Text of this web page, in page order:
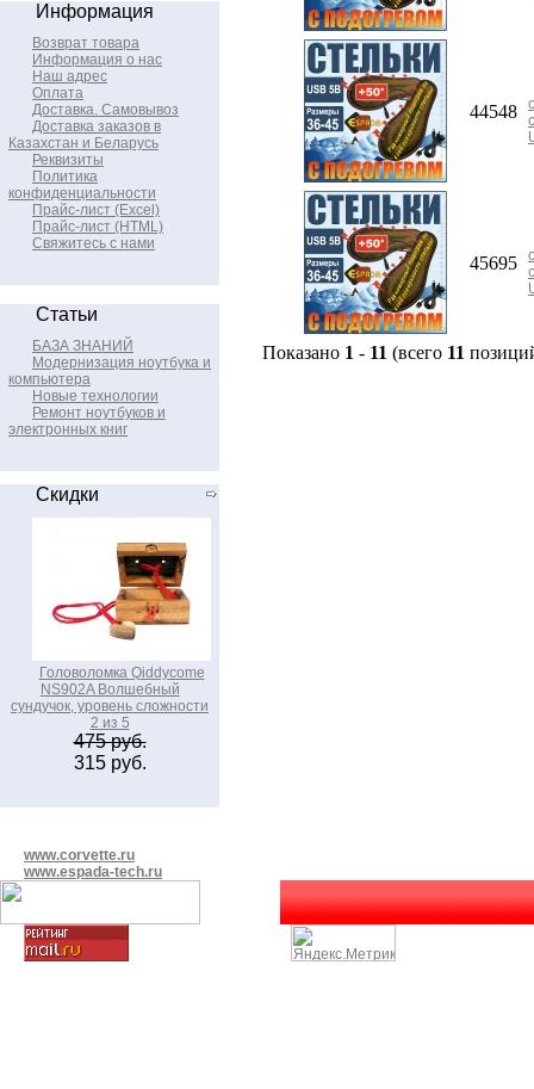
Информация
Возврат товара
Информация о нас
Наш адрес
Оплата
Доставка. Самовывоз
Доставка заказов в
Казахстан и Беларусь
Реквизиты
Политика
конфиденциальности
Прайс-лист (Excel)
Прайс-лист (HTML)
Свяжитесь с нами
Статьи
БАЗА ЗНАНИЙ
Модернизация ноутбука и
компьютера
Новые технологии
Ремонт ноутбуков и
электронных книг
Скидки
Головоломка Qiddycome
NS902A Волшебный
сундучок, уровень сложности
2 из 5
475 руб.
315 руб.
www.corvette.ru
www.espada-tech.ru
44548
45695
Показано 1 - 11 (всего 11